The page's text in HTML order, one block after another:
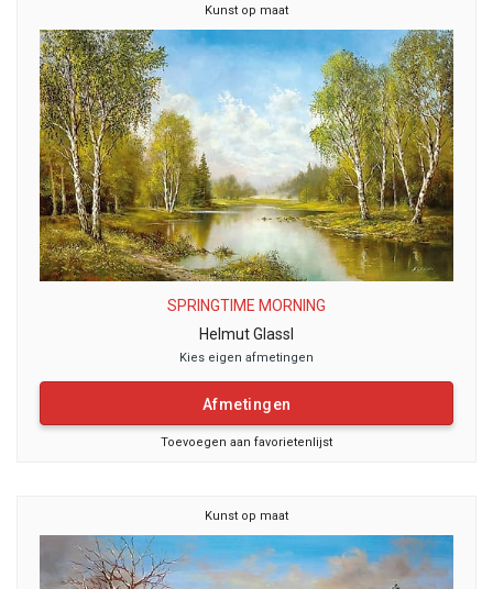
Kunst op maat
SPRINGTIME MORNING
Helmut Glassl
Kies eigen afmetingen
Afmetingen
Toevoegen aan favorietenlijst
Kunst op maat